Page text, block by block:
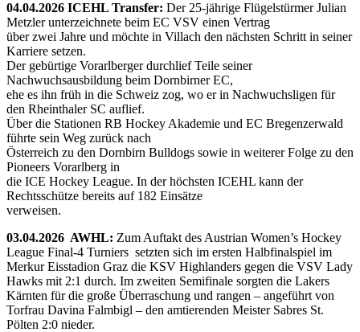
04.04.2026 ICEHL Transfer: Der 25-jährige Flügelstürmer Julian
Metzler unterzeichnete beim EC VSV einen Vertrag
über zwei Jahre und möchte in Villach den nächsten Schritt in seiner
Karriere setzen.
Der gebürtige Vorarlberger durchlief Teile seiner
Nachwuchsausbildung beim Dornbirner EC,
ehe es ihn früh in die Schweiz zog, wo er in Nachwuchsligen für
den Rheinthaler SC auflief.
Über die Stationen RB Hockey Akademie und EC Bregenzerwald
führte sein Weg zurück nach
Österreich zu den Dornbirn Bulldogs sowie in weiterer Folge zu den
Pioneers Vorarlberg in
die ICE Hockey League. In der höchsten ICEHL kann der
Rechtsschütze bereits auf 182 Einsätze
verweisen.
03.04.2026 AWHL: Zum Auftakt des Austrian Women’s Hockey
League Final-4 Turniers setzten sich im ersten Halbfinalspiel im
Merkur Eisstadion Graz die KSV Highlanders gegen die VSV Lady
Hawks mit 2:1 durch. Im zweiten Semifinale sorgten die Lakers
Kärnten für die große Überraschung und rangen – angeführt von
Torfrau Davina Falmbigl – den amtierenden Meister Sabres St.
Pölten 2:0 nieder.